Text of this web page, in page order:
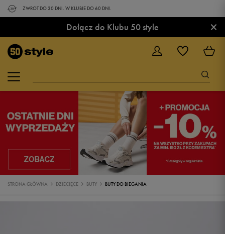
ZWROT DO 30 DNI. W KLUBIE DO 60 DNI.
Dołącz do Klubu 50 style ×
STRONA GŁÓWNA DZIECIĘCE BUTY BUTY DO BIEGANIA